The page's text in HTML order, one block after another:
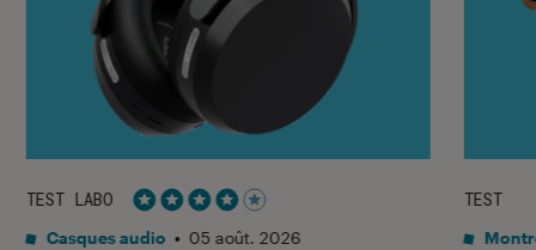
TEST LABO
Noté 4 étoiles sur 5
Casques audio • 05 août. 2026
TEST